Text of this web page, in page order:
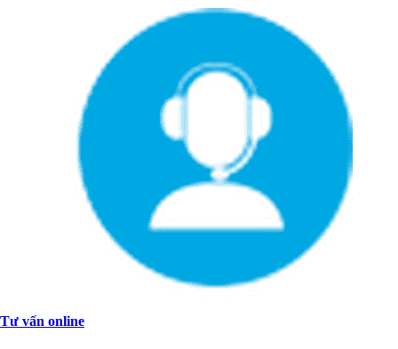
Tư vấn online